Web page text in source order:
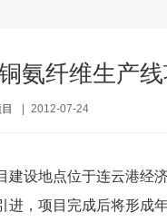
氨纤维生产
2012-07-24
建设地点位于连云港经
进，项目完成后将形成